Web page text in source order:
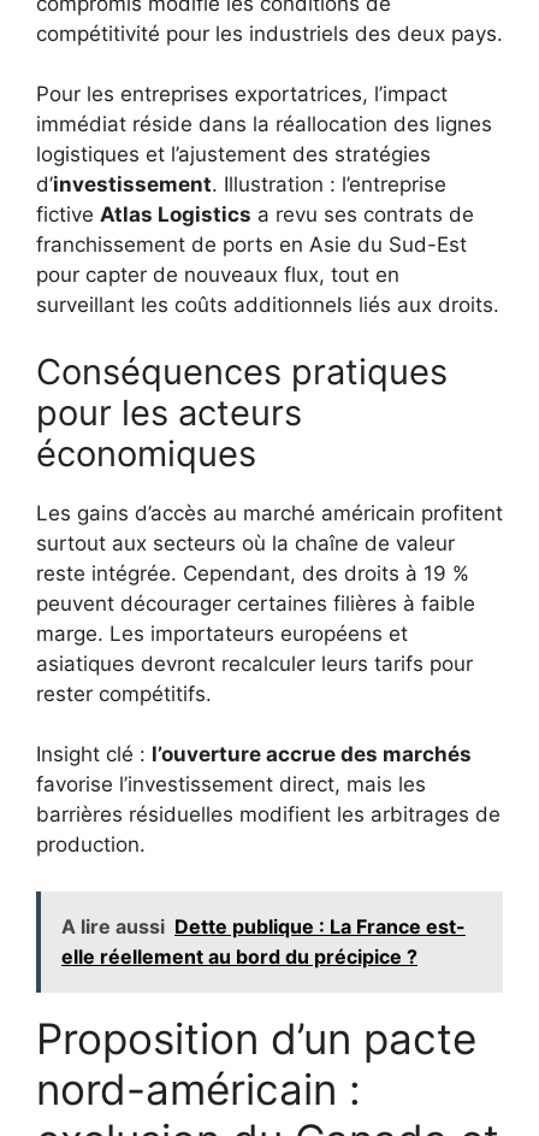
compétitivité pour les industriels des deux pays.
Pour les entreprises exportatrices, l’impact
immédiat réside dans la réallocation des lignes
logistiques et l’ajustement des stratégies
d’investissement. Illustration : l’entreprise
fictive Atlas Logistics a revu ses contrats de
franchissement de ports en Asie du Sud-Est
pour capter de nouveaux flux, tout en
surveillant les coûts additionnels liés aux droits.
Conséquences pratiques
pour les acteurs
économiques
Les gains d’accès au marché américain profitent
surtout aux secteurs où la chaîne de valeur
reste intégrée. Cependant, des droits à 19 %
peuvent décourager certaines filières à faible
marge. Les importateurs européens et
asiatiques devront recalculer leurs tarifs pour
rester compétitifs.
Insight clé : l’ouverture accrue des marchés
favorise l’investissement direct, mais les
barrières résiduelles modifient les arbitrages de
production.
A lire aussi Dette publique : La France est-
elle réellement au bord du précipice ?
Proposition d’un pacte
nord-américain :